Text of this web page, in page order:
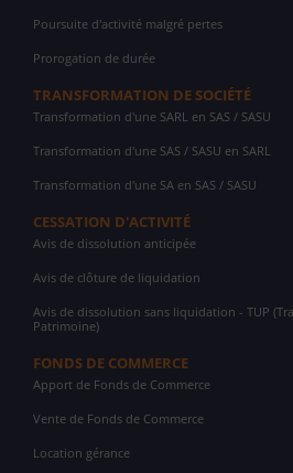
Poursuite d'activité malgré pertes
Prorogation de durée
TRANSFORMATION DE SOCIÉTÉ
Transformation d'une SARL en SAS / SASU
Transformation d'une SAS / SASU en SARL
Transformation d'une SA en SAS / SASU
CESSATION D'ACTIVITÉ
Avis de dissolution anticipée
Avis de clôture de liquidation
Avis de dissolution sans liquidation - TUP
Patrimoine)
FONDS DE COMMERCE
Apport de Fonds de Commerce
Vente de Fonds de Commerce
Location gérance